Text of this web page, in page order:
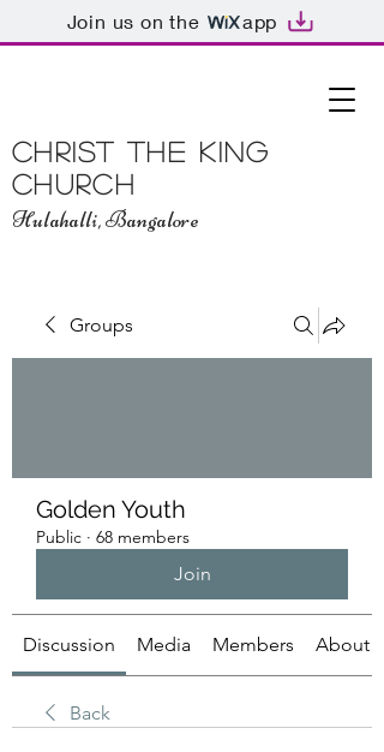
Join us on the app
Christ The King
Church
Hulahalli, Bangalore
Groups
Golden Youth
Public · 68 members
Join
Discussion Media Members About
Back